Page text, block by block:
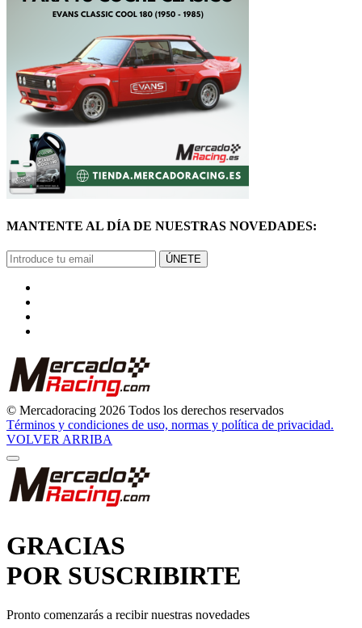
© Mercadoracing 2026 Todos los derechos reservados
Términos y condiciones de uso, normas y política de privacidad.
VOLVER ARRIBA
POR SUSCRIBIRTE